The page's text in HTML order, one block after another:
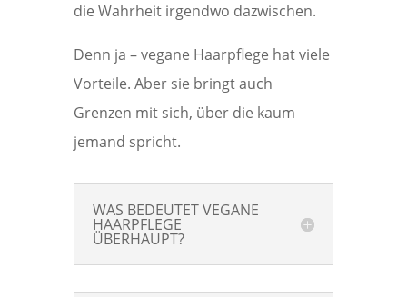
die Wahrheit irgendwo dazwischen.
Denn ja – vegane Haarpflege hat viele
Vorteile. Aber sie bringt auch
Grenzen mit sich, über die kaum
jemand spricht.
WAS BEDEUTET VEGANE
HAARPFLEGE
ÜBERHAUPT?